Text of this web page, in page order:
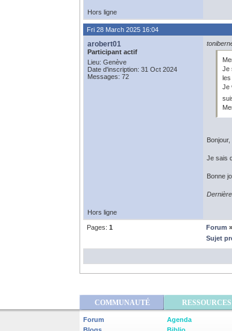
Hors ligne
Fri 28 March 2025 16:04
arobert01
Participant actif
Lieu: Genève
Date d'inscription: 31 Oct 2024
Messages: 72
Je
les
Je
Bonjour,
Je sais
Bonne
Hors ligne
Pages: 1 Forum »
Sujet
COMMUNAUTÉ RESSOURCES
Forum
Agenda